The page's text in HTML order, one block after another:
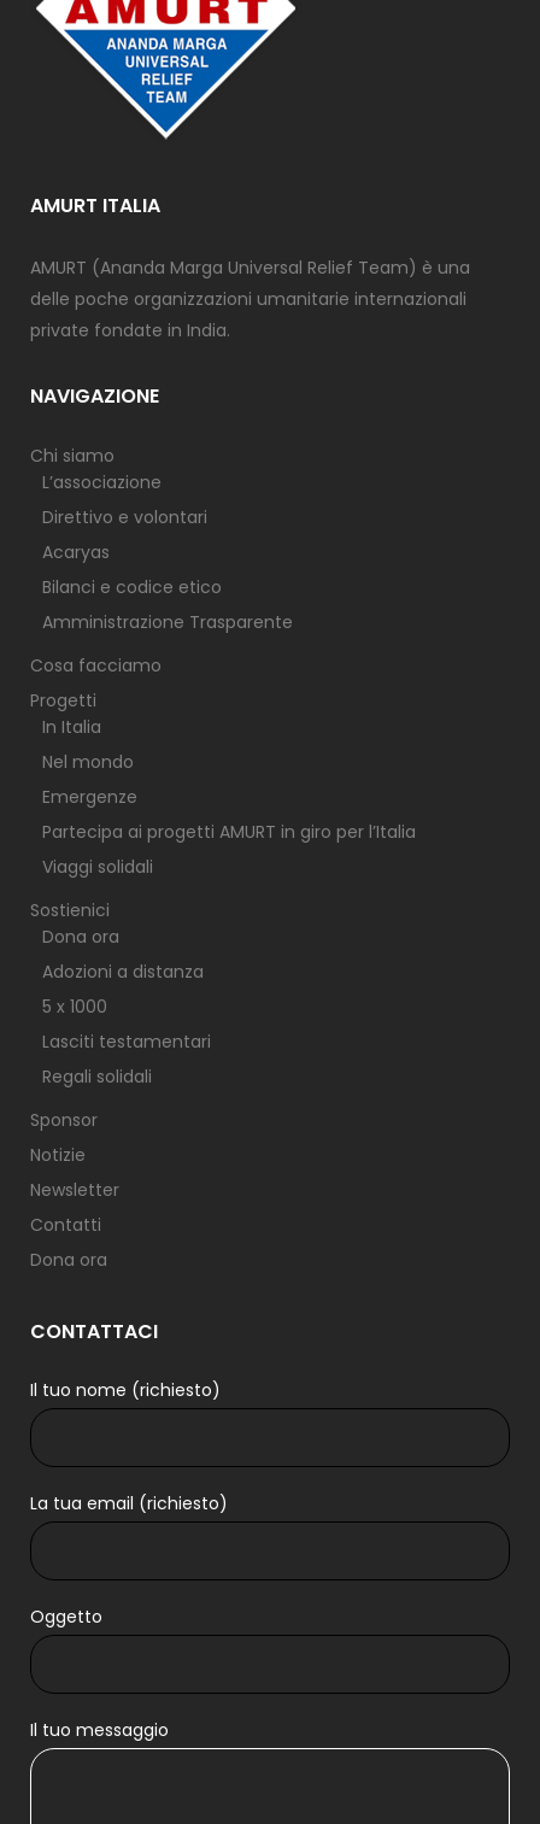
AMURT ITALIA
AMURT (Ananda Marga Universal Relief Team) è una
delle poche organizzazioni umanitarie internazionali
private fondate in India.
NAVIGAZIONE
Chi siamo
L’associazione
Direttivo e volontari
Acaryas
Bilanci e codice etico
Amministrazione Trasparente
Cosa facciamo
Progetti
In Italia
Nel mondo
Emergenze
Partecipa ai progetti AMURT in giro per l’Italia
Viaggi solidali
Sostienici
Dona ora
Adozioni a distanza
5 x 1000
Lasciti testamentari
Regali solidali
Sponsor
Notizie
Newsletter
Contatti
Dona ora
CONTATTACI
Il tuo nome (richiesto)
La tua email (richiesto)
Oggetto
Il tuo messaggio